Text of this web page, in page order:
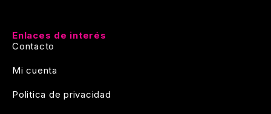
Enlaces de interés
Contacto
Mi cuenta
Politica de privacidad